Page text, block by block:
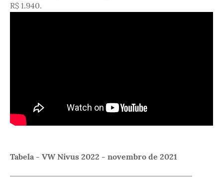
R$ 1.940.
Tabela - VW Nivus 2022 - novembro de 2021